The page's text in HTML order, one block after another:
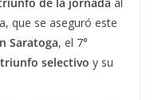
que se aseguró este
Saratoga, el 7°
triunfo selectivo y su